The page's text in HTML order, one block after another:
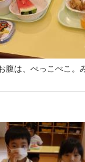
腹は、ぺっこぺこ。